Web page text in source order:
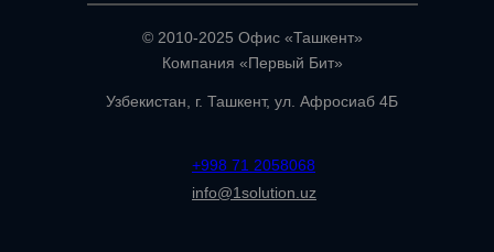
© 2010-2025 Офис «Ташкент»
Компания «Первый Бит»
Узбекистан, г. Ташкент, ул. Афросиаб 4Б
+998 71 2058068
info@1solution.uz